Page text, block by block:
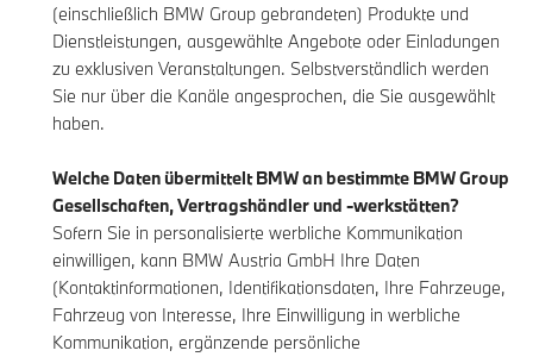
(einschließlich BMW Group gebrandeten) Produkte und
Dienstleistungen, ausgewählte Angebote oder Einladungen
zu exklusiven Veranstaltungen. Selbstverständlich werden
Sie nur über die Kanäle angesprochen, die Sie ausgewählt
haben.
Welche Daten übermittelt BMW an bestimmte BMW Group
Gesellschaften, Vertragshändler und -werkstätten?
Sofern Sie in personalisierte werbliche Kommunikation
einwilligen, kann BMW Austria GmbH Ihre Daten
(Kontaktinformationen, Identifikationsdaten, Ihre Fahrzeuge,
Fahrzeug von Interesse, Ihre Einwilligung in werbliche
Kommunikation, ergänzende persönliche